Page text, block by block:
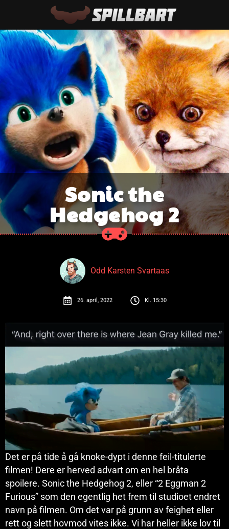
Sonic the
Hedgehog 2
Odd Karsten Svartaas
26. april, 2022 Kl. 15:30
Det er på tide å gå knoke-dypt i denne feil-titulerte
filmen! Dere er herved advart om en hel bråta
spoilere. Sonic the Hedgehog 2, eller “2 Eggman 2
Furious” som den egentlig het frem til studioet endret
navn på filmen. Om det var på grunn av feighet eller
rett og slett hovmod vites ikke. Vi har heller ikke lov til